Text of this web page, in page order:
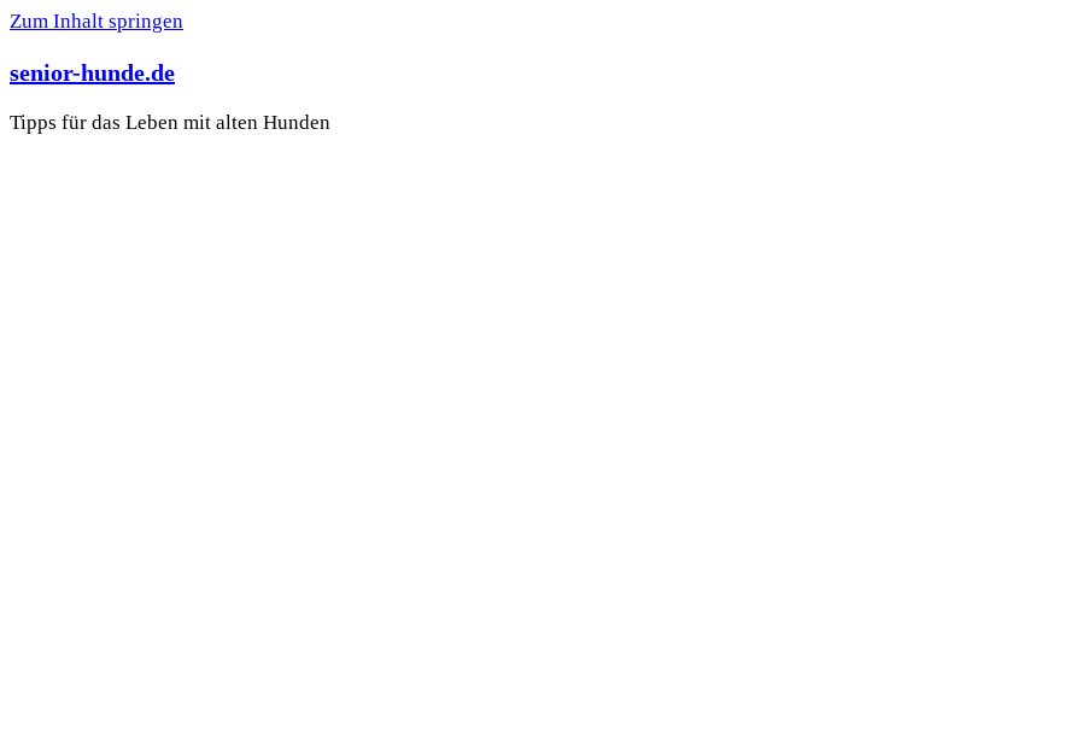
Zum Inhalt springen
senior-hunde.de
Tipps für das Leben mit alten Hunden